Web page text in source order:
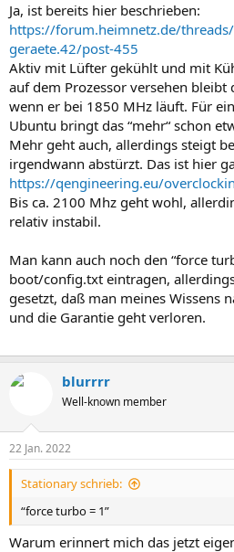
:
Ja, ist bereits hier beschrieben:
https://forum.heimnetz.de/
geraete.42/post-455
Aktiv mit Lüfter gekühlt und mit
auf dem Prozessor versehen bleibt
wenn er bei 1850 MHz läuft. Für
Ubuntu bringt das “mehr“ schon
Mehr geht auch, allerdings steigt
irgendwann abstürzt. Das ist hier
https://qengineering.eu/
Bis ca. 2100 Mhz geht wohl,
relativ instabil.
Man kann auch noch den “force
boot/config.txt eintragen,
gesetzt, daß man meines Wissens
und die Garantie geht verloren.
blurrrr
Well-known member
22 Jan. 2022
Stationary schrieb:
“force turbo = 1”
Warum erinnert mich das jetzt